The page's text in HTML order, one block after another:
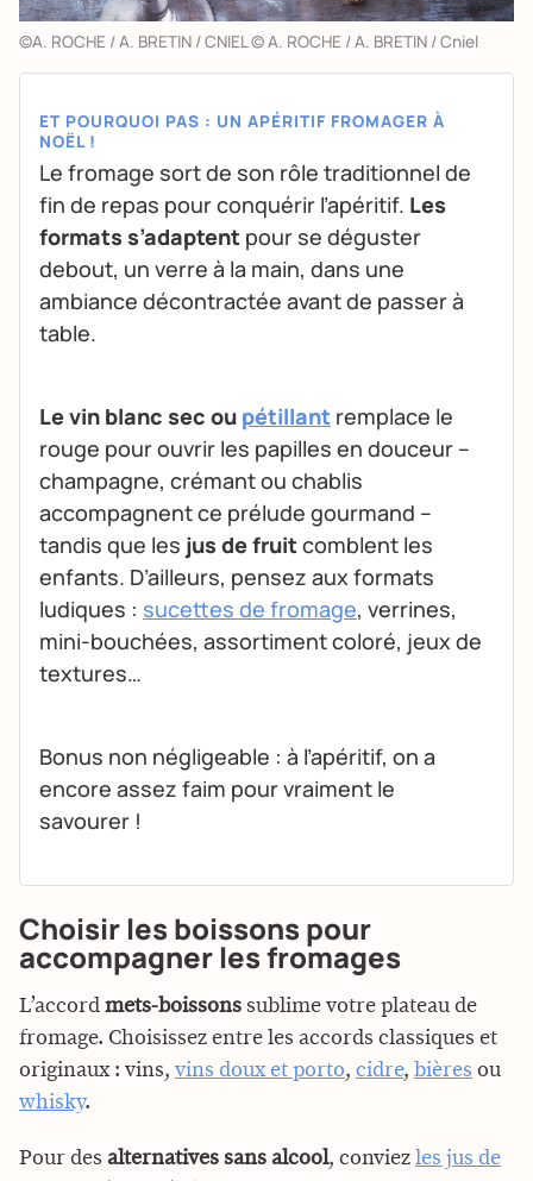
©A. ROCHE / A. BRETIN / CNIEL © A. ROCHE / A. BRETIN / Cniel
ET POURQUOI PAS : UN APÉRITIF FROMAGER À
NOËL !
Le fromage sort de son rôle traditionnel de
fin de repas pour conquérir l’apéritif. Les
formats s’adaptent pour se déguster
debout, un verre à la main, dans une
ambiance décontractée avant de passer à
table.
Le vin blanc sec ou pétillant remplace le
rouge pour ouvrir les papilles en douceur –
champagne, crémant ou chablis
accompagnent ce prélude gourmand –
tandis que les jus de fruit comblent les
enfants. D’ailleurs, pensez aux formats
ludiques : sucettes de fromage, verrines,
mini-bouchées, assortiment coloré, jeux de
textures…
Bonus non négligeable : à l’apéritif, on a
encore assez faim pour vraiment le
savourer !
Choisir les boissons pour
accompagner les fromages
L’accord mets-boissons sublime votre plateau de
fromage. Choisissez entre les accords classiques et
originaux : vins, vins doux et porto, cidre, bières ou
whisky.
Pour des alternatives sans alcool, conviez les jus de